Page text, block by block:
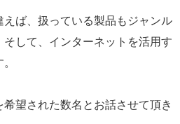
ば、扱っている製品もジャンル
そして、インターネットを活用す
望された数名とお話させて頂き